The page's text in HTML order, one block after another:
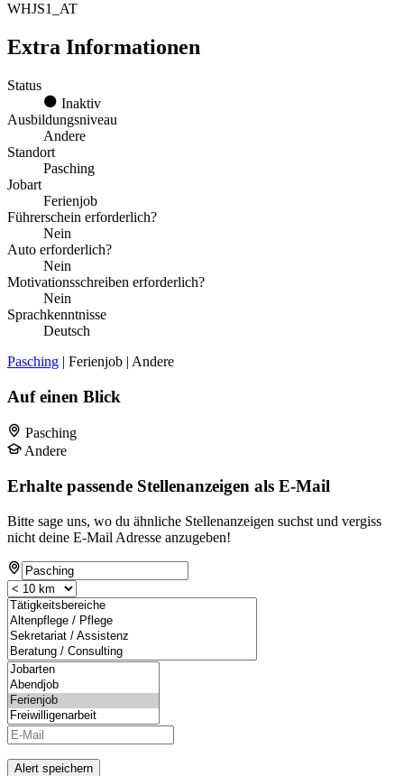
WHJS1_AT
Extra Informationen
Status
Inaktiv
Ausbildungsniveau
Andere
Standort
Pasching
Jobart
Ferienjob
Führerschein erforderlich?
Nein
Auto erforderlich?
Nein
Motivationsschreiben erforderlich?
Nein
Sprachkenntnisse
Deutsch
Pasching | Ferienjob | Andere
Auf einen Blick
Pasching
Andere
Erhalte passende Stellenanzeigen als E-Mail
Bitte sage uns, wo du ähnliche Stellenanzeigen suchst und vergiss
nicht deine E-Mail Adresse anzugeben!
Alert speichern